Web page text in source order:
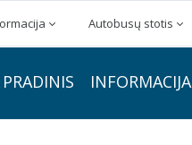
Autobusų stotis
PRADINIS INFORMACIJA